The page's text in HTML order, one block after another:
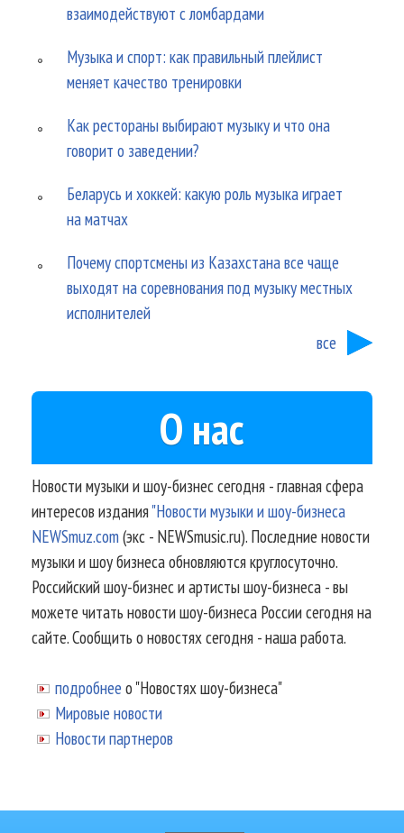
взаимодействуют с ломбардами
Музыка и спорт: как правильный плейлист
меняет качество тренировки
Как рестораны выбирают музыку и что она
говорит о заведении?
Беларусь и хоккей: какую роль музыка играет
на матчах
Почему спортсмены из Казахстана все чаще
выходят на соревнования под музыку местных
исполнителей
все
О нас
Новости музыки и шоу-бизнес сегодня - главная сфера
интересов издания"Новости музыки и шоу-бизнеса
NEWSmuz.com(экс - NEWSmusic.ru). Последние новости
музыки и шоу бизнеса обновляются круглосуточно.
Российский шоу-бизнес и артисты шоу-бизнеса - вы
можете читать новости шоу-бизнеса России сегодня на
сайте. Сообщить о новостях сегодня - наша работа.
подробнее о "Новостях шоу-бизнеса"
Мировые новости
Новости партнеров